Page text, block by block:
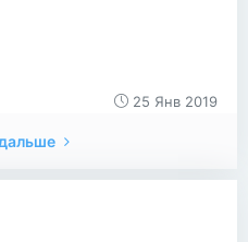
25 Янв 2019